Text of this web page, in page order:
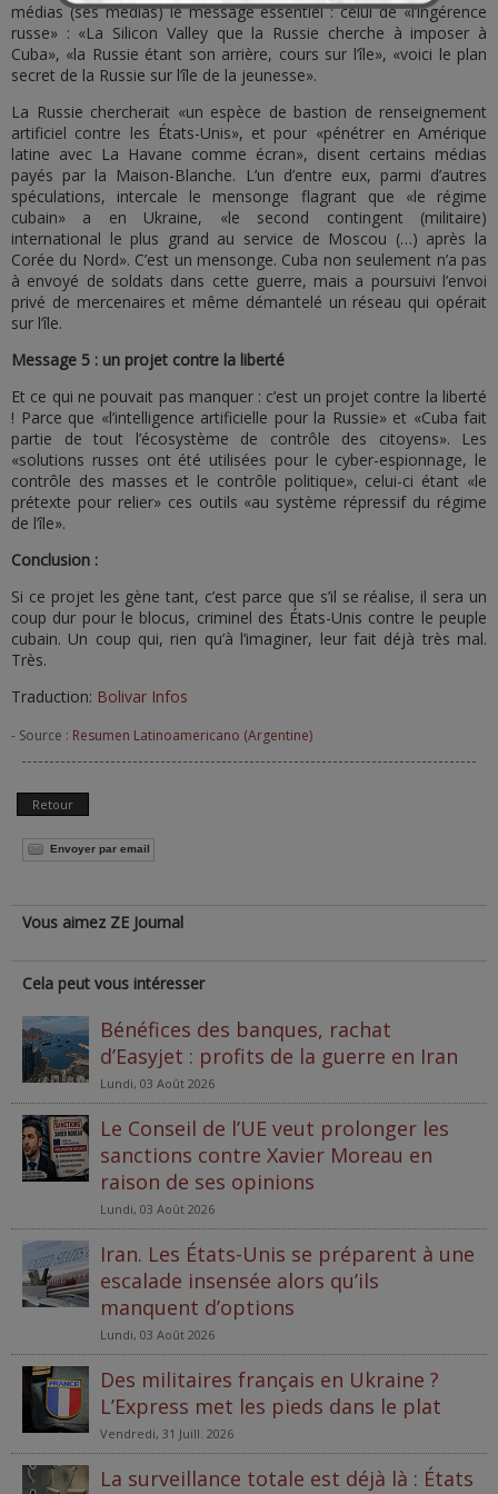
médias (ses médias) le message essentiel : celui de «l’ingérence
russe» : «La Silicon Valley que la Russie cherche à imposer à
Cuba», «la Russie étant son arrière, cours sur l’île», «voici le plan
secret de la Russie sur l’île de la jeunesse».
La Russie chercherait «un espèce de bastion de renseignement
artificiel contre les États-Unis», et pour «pénétrer en Amérique
latine avec La Havane comme écran», disent certains médias
payés par la Maison-Blanche. L’un d’entre eux, parmi d’autres
spéculations, intercale le mensonge flagrant que «le régime
cubain» a en Ukraine, «le second contingent (militaire)
international le plus grand au service de Moscou (…) après la
Corée du Nord». C’est un mensonge. Cuba non seulement n’a pas
à envoyé de soldats dans cette guerre, mais a poursuivi l’envoi
privé de mercenaires et même démantelé un réseau qui opérait
sur l’île.
Message 5 : un projet contre la liberté
Et ce qui ne pouvait pas manquer : c’est un projet contre la liberté
! Parce que «l’intelligence artificielle pour la Russie» et «Cuba fait
partie de tout l’écosystème de contrôle des citoyens». Les
«solutions russes ont été utilisées pour le cyber-espionnage, le
contrôle des masses et le contrôle politique», celui-ci étant «le
prétexte pour relier» ces outils «au système répressif du régime
de l’île».
Conclusion :
Si ce projet les gène tant, c’est parce que s’il se réalise, il sera un
coup dur pour le blocus, criminel des États-Unis contre le peuple
cubain. Un coup qui, rien qu’à l’imaginer, leur fait déjà très mal.
Très.
Traduction: Bolivar Infos
- Source : Resumen Latinoamericano (Argentine)
Retour
Envoyer par email
Vous aimez ZE Journal
Cela peut vous intéresser
Bénéfices des banques, rachat
d’Easyjet : profits de la guerre en Iran
Lundi, 03 Août 2026
Le Conseil de l’UE veut prolonger les
sanctions contre Xavier Moreau en
raison de ses opinions
Lundi, 03 Août 2026
Iran. Les États-Unis se préparent à une
escalade insensée alors qu’ils
manquent d’options
Lundi, 03 Août 2026
Des militaires français en Ukraine ?
L’Express met les pieds dans le plat
Vendredi, 31 Juill. 2026
La surveillance totale est déjà là : États